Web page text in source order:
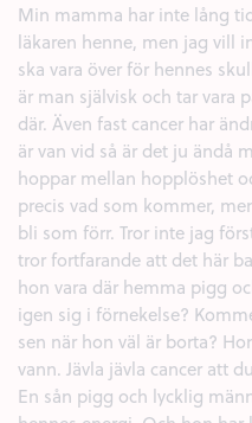
Min mamma har inte lång
läkaren henne, men jag vill
ska vara över för hennes
är man självisk och tar vara
där. Även fast cancer har
är van vid så är det ju ändå
hoppar mellan hopplöshet
precis vad som kommer,
bli som förr. Tror inte jag
tror fortfarande att det här
hon vara där hemma pigg
igen sig i förnekelse?
sen när hon väl är borta?
vann. Jävla jävla cancer att
En sån pigg och lycklig